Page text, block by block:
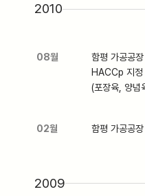
2010
08월
함평 가공공
HACCp 지정
(포장육, 양념
02월 함평 가공공
2009